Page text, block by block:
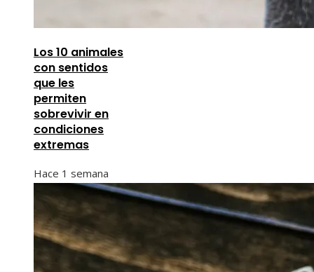
Los 10 animales
con sentidos
que les
permiten
sobrevivir en
condiciones
extremas
Hace 1 semana